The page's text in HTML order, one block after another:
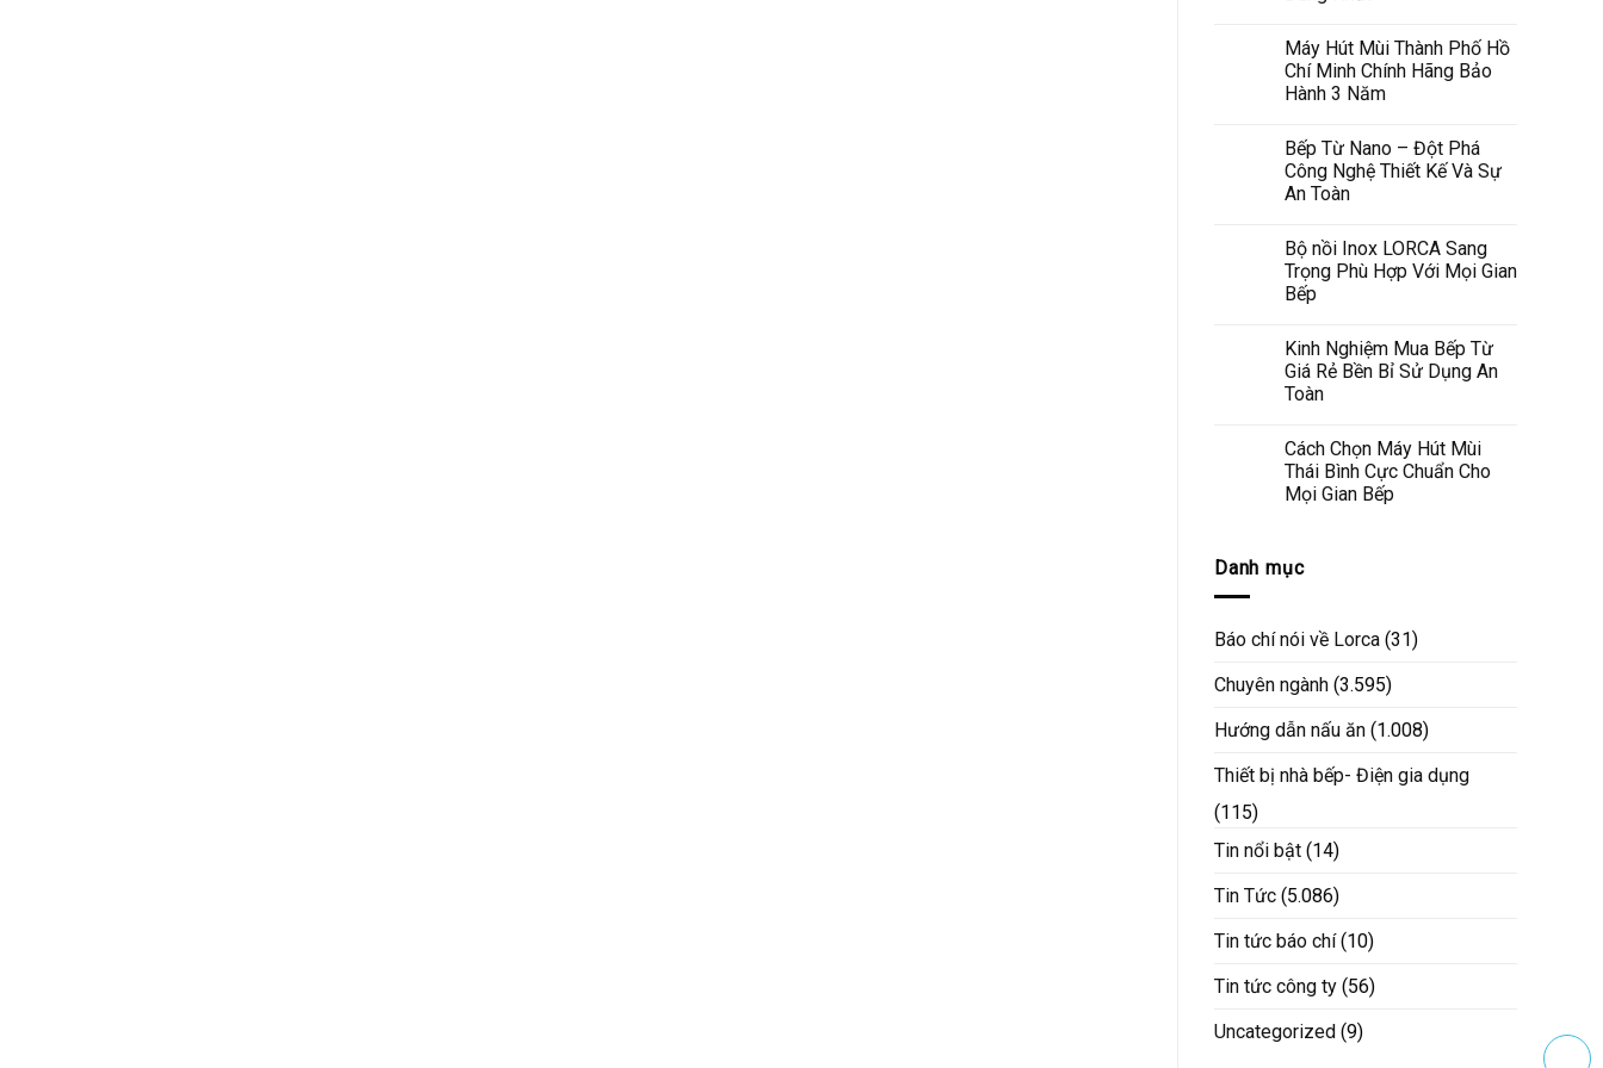
Máy Hút Mùi Thành Phố Hồ
Chí Minh Chính Hãng Bảo
Hành 3 Năm
Bếp Từ Nano – Đột Phá
Công Nghệ Thiết Kế Và Sự
An Toàn
Bộ nồi Inox LORCA Sang
Trọng Phù Hợp Với Mọi Gian
Bếp
Kinh Nghiệm Mua Bếp Từ
Giá Rẻ Bền Bỉ Sử Dụng An
Toàn
Cách Chọn Máy Hút Mùi
Thái Bình Cực Chuẩn Cho
Mọi Gian Bếp
Danh mục
Báo chí nói về Lorca (31)
Chuyên ngành (3.595)
Hướng dẫn nấu ăn (1.008)
Thiết bị nhà bếp- Điện gia dụng
(115)
Tin nổi bật (14)
Tin Tức (5.086)
Tin tức báo chí(10)
Tin tức công ty (56)
Uncategorized (9)